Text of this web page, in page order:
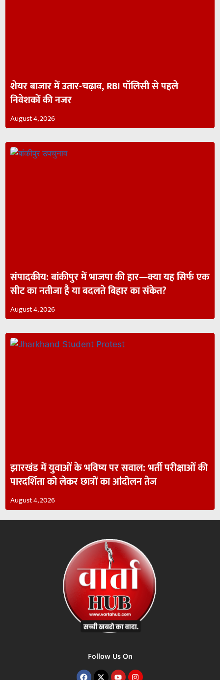
शेयर बाजार में उतार-चढ़ाव, RBI पॉलिसी से पहले
निवेशकों की नजर
August 4, 2026
संपादकीय: बांकीपुर में भाजपा की हार—क्या यह सिर्फ एक
सीट का नतीजा है या बदलते बिहार का संकेत?
August 4, 2026
झारखंड में युवाओं के भविष्य पर सवाल: भर्ती परीक्षाओं की
पारदर्शिता को लेकर छात्रों का आंदोलन तेज
August 4, 2026
Follow Us On